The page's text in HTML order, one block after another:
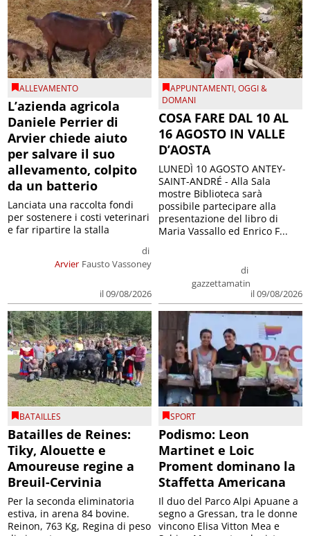
ALLEVAMENTO
L’azienda agricola
Daniele Perrier di
Arvier chiede aiuto
per salvare il suo
allevamento, colpito
da un batterio
Arvier
di
Fausto Vassoney
il 09/08/2026
Lanciata una raccolta fondi
per sostenere i costi veterinari
e far ripartire la stalla
APPUNTAMENTI,OGGI &
DOMANI
COSA FARE DAL 10 AL
16 AGOSTO IN VALLE
D’AOSTA
di
gazzettamatin
il 09/08/2026
LUNEDÌ 10 AGOSTO ANTEY-
SAINT-ANDRÉ - Alla Sala
mostre Biblioteca sarà
possibile partecipare alla
presentazione del libro di
Maria Vassallo ed Enrico F...
BATAILLES
Batailles de Reines:
Tiky, Alouette e
Amoureuse regine a
Breuil-Cervinia
Per la seconda eliminatoria
estiva, in arena 84 bovine.
Reinon, 763 Kg, Regina di peso
SPORT
Podismo: Leon
Martinet e Loic
Proment dominano la
Staffetta Americana
Il duo del Parco Alpi Apuane a
segno a Gressan, tra le donne
vincono Elisa Vitton Mea e